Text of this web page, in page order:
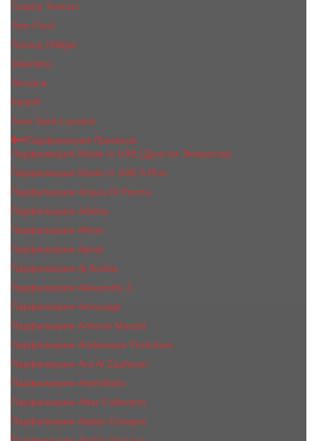
Tiziana Terenzi
Tom Ford
Tommy Hilfiger
Valentino
Versace
Xerjoff
Yves Saint Laurent
Парфюмерия Премиум
Парфюмерия Made In UAE (Духи из Эмиратов)
Парфюмерия Made In UAE A Plus
Парфюмерия Acqua Di Parma
Парфюмерия Adisha
Парфюмерия Afnan
Парфюмерия Ajmal
Парфюмерия Aj Arabia
Парфюмерия Alexandre J.
Парфюмерия Amouage
Парфюмерия Antonio Maretti
Парфюмерия Arabesque Perfumes
Парфюмерия Ard Al Zaafaran
Парфюмерия ArteOlfatto
Парфюмерия Attar Collection
Парфюмерия Atelier Cologne